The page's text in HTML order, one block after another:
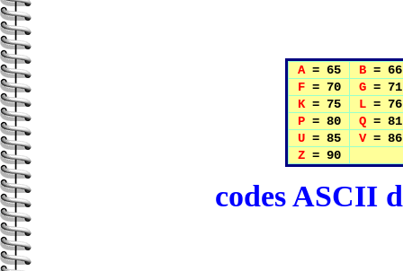
A= 65 B= 66
F= 70 G= 71
K= 75 L= 76
P= 80 Q= 81
U= 85 V= 86
Z= 90
codes ASCII